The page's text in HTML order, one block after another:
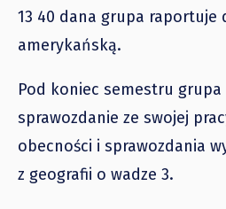
13 40 dana grupa raportuje
amerykańską.
Pod koniec semestru
sprawozdanie ze swojej
obecności i sprawozdania
z geografii o wadze 3.